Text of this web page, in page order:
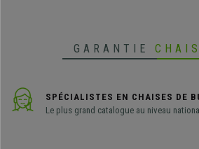
GARANTIE
SPÉCIALISTES EN CHAISES DE
Le plus grand catalogue au niveau national